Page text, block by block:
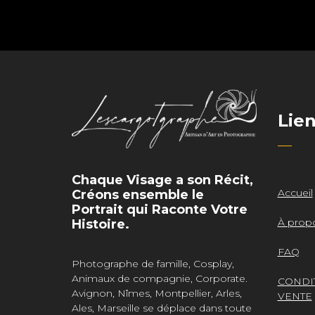
Chaque Visage a son Récit,
Créons ensemble le
Portrait qui Raconte Votre
Histoire.
Photographe de famille, Cosplay,
Animaux de compagnie, Corporate.
Avignon, Nîmes, Montpellier, Arles,
Ales, Marseille se déplace dans toute
Accueil
À
FAQ
VENTE